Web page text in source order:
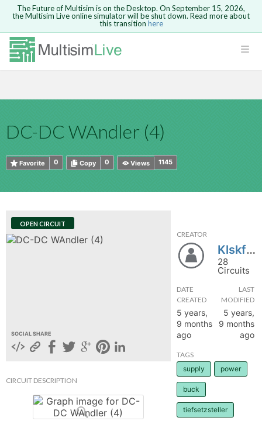
Safari version 15 and newer is not
supported. Please use Chrome.
The Future of Multisim is on the Desktop. On September 15, 2026,
the Multisim Live online simulator will be shut down. Read more about
this transition here
DC-DC WAndler (4)
0
Favorite 0
Copy 1145
Views
OPEN CIRCUIT
SOCIAL SHARE
CIRCUIT DESCRIPTION
CREATOR
Klskfmnn
28
Circuits
DATE
CREATED
5 years,
9 months
ago
LAST
MODIFIED
5 years,
9 months
ago
TAGS
supply
power
buck
tiefsetzsteller
Because you are not logged in, you will
not be able to save or copy this circuit.
HTML
Are you sure you want to remove your
comment?This action cannot be undone.
Cancel